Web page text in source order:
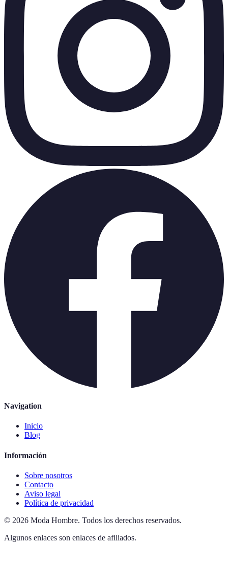
Navigation
Inicio
Blog
Información
Sobre nosotros
Contacto
Aviso legal
Política de privacidad
© 2026 Moda Hombre. Todos los derechos reservados.
Algunos enlaces son enlaces de afiliados.